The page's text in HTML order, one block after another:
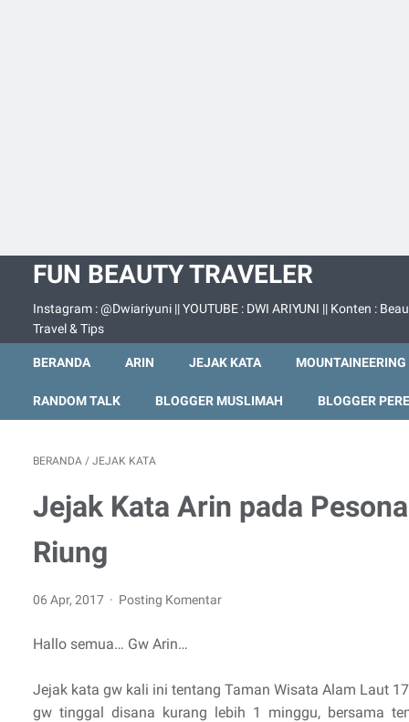
FUN BEAUTY TRAVELER
Instagram : @Dwiariyuni || YOUTUBE : DWI ARIYUNI || Konten :
Travel & Tips
BERANDA ARIN JEJAK KATA MOUNTAINEERING
RANDOM TALK BLOGGER MUSLIMAH BLOGGER
BERANDA / JEJAK KATA
Jejak Kata Arin pada
Riung
06 Apr, 2017 Posting Komentar
Hallo semua… Gw Arin…
Jejak kata gw kali ini tentang Taman Wisata Alam Laut
gw tinggal disana kurang lebih 1 minggu, bersama